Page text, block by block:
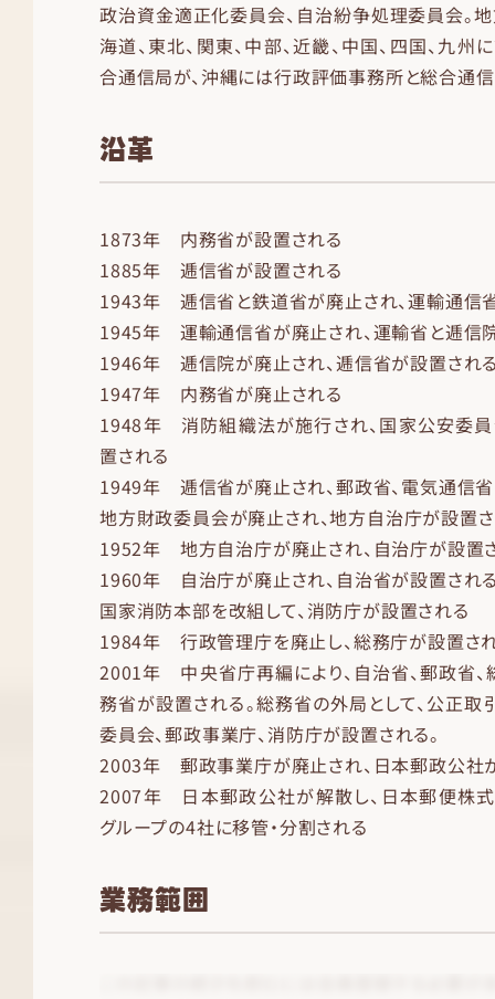
政治資金適正化委員会、自治紛争処理委員会。
海道、東北、関東、中部、近畿、中国、四国、九
合通信局が、沖縄には行政評価事務所と総合通信
沿革
1873年 内務省が設置される
1885年 逓信省が設置される
1943年 逓信省と鉄道省が廃止され、運輸通信
1945年 運輸通信省が廃止され、運輸省と逓信
1946年 逓信院が廃止され、逓信省が設置され
1947年 内務省が廃止される
1948年 消防組織法が施行され、国家公安委
置される
1949年 逓信省が廃止され、郵政省、電気通信
地方財政委員会が廃止され、地方自治庁が設置
1952年 地方自治庁が廃止され、自治庁が設置
1960年 自治庁が廃止され、自治省が設置され
国家消防本部を改組して、消防庁が設置される
1984年 行政管理庁を廃止し、総務庁が設置さ
2001年 中央省庁再編により、自治省、郵政省、
務省が設置される。総務省の外局として、公正
委員会、郵政事業庁、消防庁が設置される。
2003年 郵政事業庁が廃止され、日本郵政公社
2007年 日本郵政公社が解散し、日本郵便株
グループの4社に移管・分割される
業務範囲